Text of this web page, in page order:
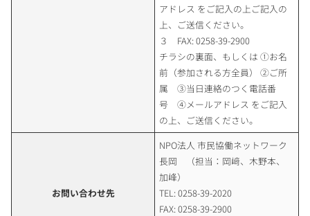
アドレス をご記入の上ご記入の
上、ご送信ください。
３ FAX: 0258-39-2900
チラシの裏面、もしくは ①お名
前（参加される方全員） ②ご所
属 ③当日連絡のつく電話番
号 ④メールアドレス をご記入
の上、ご送信ください。
お問い合わせ先
NPO法人 市民協働ネットワーク
長岡 （担当：岡﨑、木野本、
加峰）
TEL: 0258-39-2020
FAX: 0258-39-2900